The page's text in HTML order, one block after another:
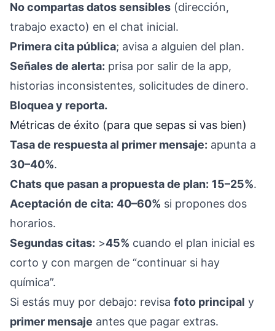
No compartas datos sensibles (dirección,
trabajo exacto) en el chat inicial.
Primera cita pública; avisa a alguien del plan.
Señales de alerta: prisa por salir de la app,
historias inconsistentes, solicitudes de dinero.
Bloquea y reporta.
Métricas de éxito (para que sepas si vas bien)
Tasa de respuesta al primer mensaje: apunta a
30–40%.
Chats que pasan a propuesta de plan: 15–25%.
Aceptación de cita: 40–60% si propones dos
horarios.
Segundas citas: >45% cuando el plan inicial es
corto y con margen de “continuar si hay
química”.
Si estás muy por debajo: revisa foto principal y
primer mensaje antes que pagar extras.